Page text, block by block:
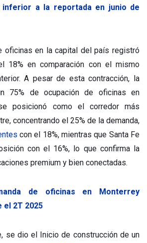
inferior a la reportada en junio de
oficinas en la capital del país registró
18% en comparación con el mismo
A pesar de esta contracción, la
75% de ocupación de oficinas en
posicionó como el corredor más
concentrando el 25% de la demanda,
con el 18%, mientras que Santa Fe
con el 16%, lo que confirma la
premium y bien conectadas.
de oficinas en Monterrey
el 2T 2025
se dio el Inicio de construcción de un